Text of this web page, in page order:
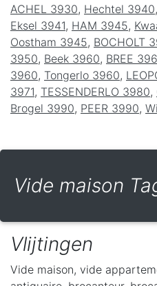
ACHEL 3930, Hechtel 3940,
Eksel 3941, HAM 3945,
Oostham 3945, BOCHOLT
3950, Beek 3960, BREE
3960, Tongerlo 3960,
3971, TESSENDERLO 3980,
Brogel 3990, PEER 3990,
Vide maison
Vlijtingen
Vide maison, vide